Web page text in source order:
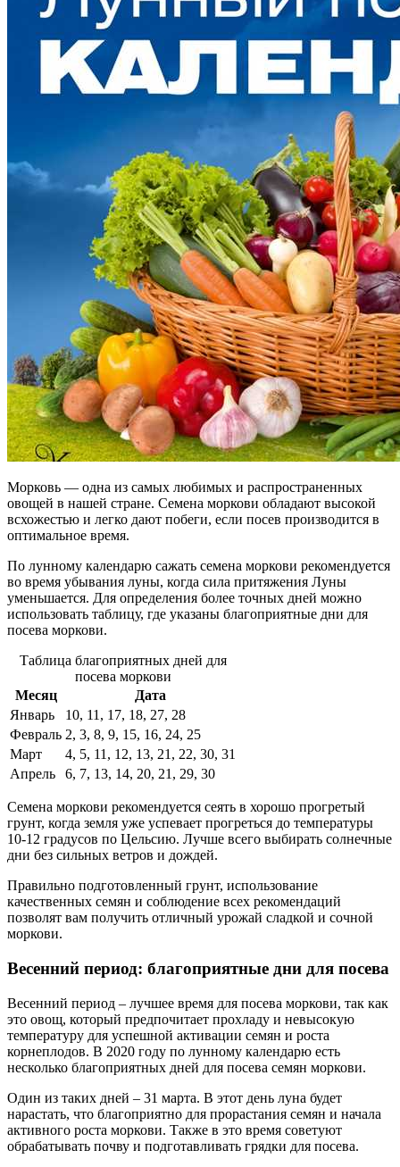
Морковь — одна из самых любимых и распространенных
овощей в нашей стране. Семена моркови обладают высокой
всхожестью и легко дают побеги, если посев производится в
оптимальное время.
По лунному календарю сажать семена моркови рекомендуется
во время убывания луны, когда сила притяжения Луны
уменьшается. Для определения более точных дней можно
использовать таблицу, где указаны благоприятные дни для
посева моркови.
Таблица благоприятных дней для
посева моркови
Месяц
Дата
Январь
10, 11, 17, 18, 27, 28
Февраль 2, 3, 8, 9, 15, 16, 24, 25
Март
4, 5, 11, 12, 13, 21, 22, 30, 31
Апрель
6, 7, 13, 14, 20, 21, 29, 30
Семена моркови рекомендуется сеять в хорошо прогретый
грунт, когда земля уже успевает прогреться до температуры
10-12 градусов по Цельсию. Лучше всего выбирать солнечные
дни без сильных ветров и дождей.
Правильно подготовленный грунт, использование
качественных семян и соблюдение всех рекомендаций
позволят вам получить отличный урожай сладкой и сочной
моркови.
Весенний период: благоприятные дни для посева
Весенний период – лучшее время для посева моркови, так как
это овощ, который предпочитает прохладу и невысокую
температуру для успешной активации семян и роста
корнеплодов. В 2020 году по лунному календарю есть
несколько благоприятных дней для посева семян моркови.
Один из таких дней – 31 марта. В этот день луна будет
нарастать, что благоприятно для прорастания семян и начала
активного роста моркови. Также в это время советуют
обрабатывать почву и подготавливать грядки для посева.